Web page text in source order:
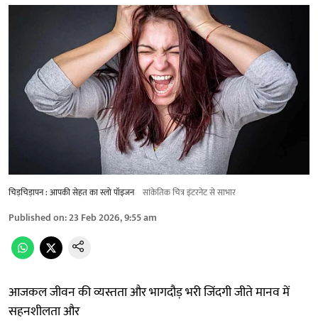
चिड़चिड़ापन : आपकी सेहत का स्लो पॉइजन सांकेतिक चित्र इंटरनेट से साभार
Published on:23 Feb 2026, 9:55 am
आजकल जीवन की व्यस्तता और भागदौड़ भरी जिंदगी जीते मानव में
सहनशीलता और